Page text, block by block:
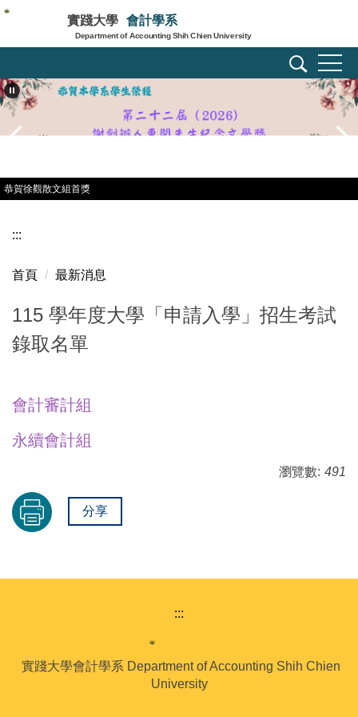
跳
主
內
容
區
實踐大學 會計學系
Department of Accounting Shih Chien University
恭賀徐觀散文組首獎
:::
首頁 最新消息
115 學年度大學「申請入學」招生考試
錄取名單
會計審計組
永續會計組
瀏覽數: 491
分享
:::
實踐大學會計學系 Department of Accounting Shih Chien
University